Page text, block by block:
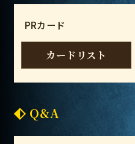
PRカード
カードリスト
Q&A